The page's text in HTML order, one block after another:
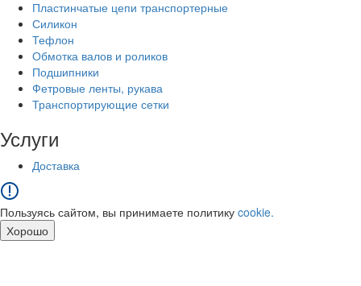
Пластинчатые цепи транспортерные
Силикон
Тефлон
Обмотка валов и роликов
Подшипники
Фетровые ленты, рукава
Транспортирующие сетки
Услуги
Доставка
Пользуясь сайтом, вы принимаете политику cookie.
Хорошо